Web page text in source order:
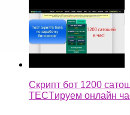
Скрипт бот 1200
TECTируем онлайн